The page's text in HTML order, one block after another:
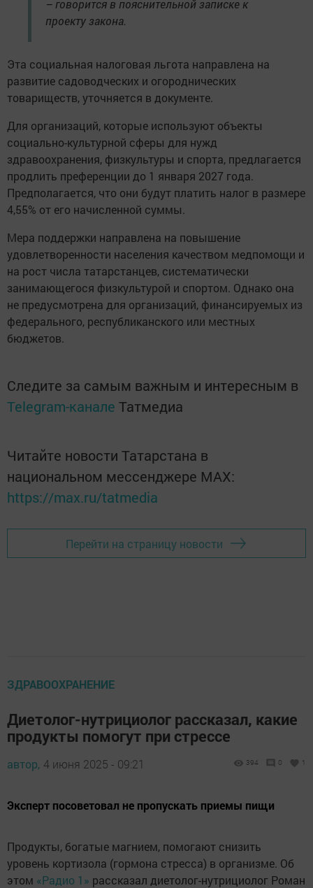
– говорится в пояснительной записке к
проекту закона.
Эта социальная налоговая льгота направлена на
развитие садоводческих и огороднических
товариществ, уточняется в документе.
Для организаций, которые используют объекты
социально-культурной сферы для нужд
здравоохранения, физкультуры и спорта, предлагается
продлить преференции до 1 января 2027 года.
Предполагается, что они будут платить налог в размере
4,55% от его начисленной суммы.
Мера поддержки направлена на повышение
удовлетворенности населения качеством медпомощи и
на рост числа татарстанцев, систематически
занимающегося физкультурой и спортом. Однако она
не предусмотрена для организаций, финансируемых из
федерального, республиканского или местных
бюджетов.
Следите за самым важным и интересным в
Telegram-канале Татмедиа
Читайте новости Татарстана в
национальном мессенджере MАХ:
https://max.ru/tatmedia
Перейти на страницу новости
ЗДРАВООХРАНЕНИЕ
Диетолог-нутрициолог рассказал, какие
продукты помогут при стрессе
автор, 4 июня 2025 - 09:21 394 0 1
Эксперт посоветовал не пропускать приемы пищи
Продукты, богатые магнием, помогают снизить
уровень кортизола (гормона стресса) в организме. Об
этом «Радио 1» рассказал диетолог-нутрициолог Роман